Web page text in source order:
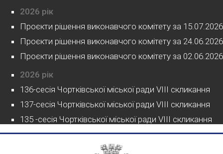
2026 рік
Проєкти рішення виконавчого комітету за 15.07.2026
Проєкти рішення виконавчого комітету за 24.06.2026
Проєкти рішення виконавчого комітету за 02.06.2026
2026 рік
136-сесія Чортківської міської ради VIII скликання
137-сесія Чортківської міської ради VIII скликання
135 -сесія Чортківської міської ради VIII скликання